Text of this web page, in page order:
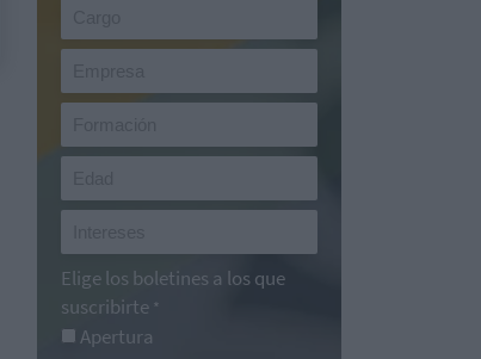
Elige los boletines a los que
suscribirte *
Apertura